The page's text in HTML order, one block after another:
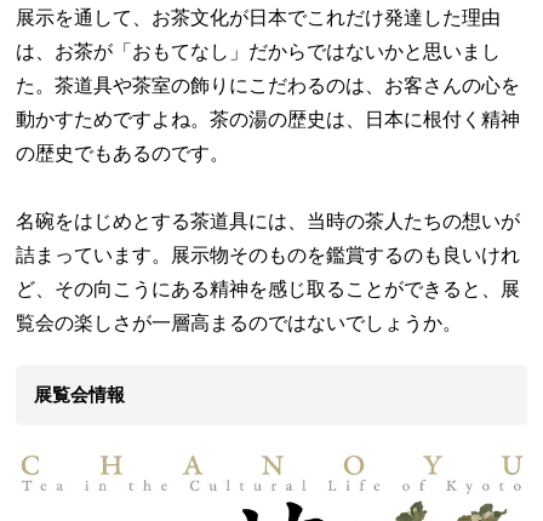
展示を通して、お茶文化が日本でこれだけ発達した理由
は、お茶が「おもてなし」だからではないかと思いまし
た。茶道具や茶室の飾りにこだわるのは、お客さんの心を
動かすためですよね。茶の湯の歴史は、日本に根付く精神
の歴史でもあるのです。
名碗をはじめとする茶道具には、当時の茶人たちの想いが
詰まっています。展示物そのものを鑑賞するのも良いけれ
ど、その向こうにある精神を感じ取ることができると、展
覧会の楽しさが一層高まるのではないでしょうか。
展覧会情報